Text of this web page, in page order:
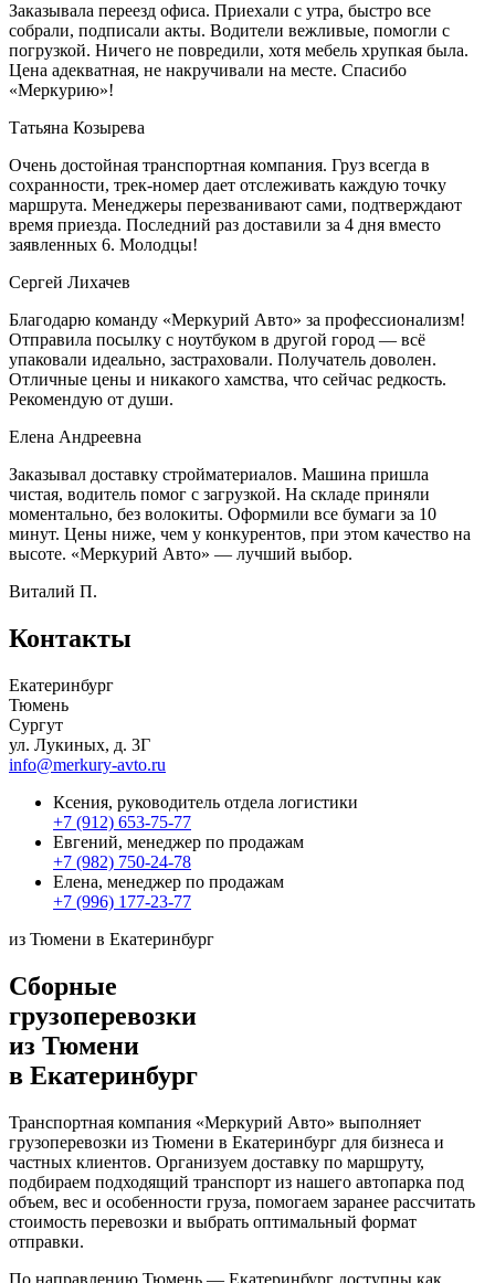
Заказывала переезд офиса. Приехали с утра, быстро все
собрали, подписали акты. Водители вежливые, помогли с
погрузкой. Ничего не повредили, хотя мебель хрупкая была.
Цена адекватная, не накручивали на месте. Спасибо
«Меркурию»!
Татьяна Козырева
Очень достойная транспортная компания. Груз всегда в
сохранности, трек-номер дает отслеживать каждую точку
маршрута. Менеджеры перезванивают сами, подтверждают
время приезда. Последний раз доставили за 4 дня вместо
заявленных 6. Молодцы!
Сергей Лихачев
Благодарю команду «Меркурий Авто» за профессионализм!
Отправила посылку с ноутбуком в другой город — всё
упаковали идеально, застраховали. Получатель доволен.
Отличные цены и никакого хамства, что сейчас редкость.
Рекомендую от души.
Елена Андреевна
Заказывал доставку стройматериалов. Машина пришла
чистая, водитель помог с загрузкой. На складе приняли
моментально, без волокиты. Оформили все бумаги за 10
минут. Цены ниже, чем у конкурентов, при этом качество на
высоте. «Меркурий Авто» — лучший выбор.
Виталий П.
Контакты
Екатеринбург
Тюмень
Сургут
ул. Лукиных, д. 3Г
info@merkury-avto.ru
Ксения, руководитель отдела логистики
+7 (912) 653-75-77
Евгений, менеджер по продажам
+7 (982) 750-24-78
Елена, менеджер по продажам
+7 (996) 177-23-77
из Тюмени в Екатеринбург
Сборные
грузоперевозки
из Тюмени
в Екатеринбург
Транспортная компания «Меркурий Авто» выполняет
грузоперевозки из Тюмени в Екатеринбург для бизнеса и
частных клиентов. Организуем доставку по маршруту,
подбираем подходящий транспорт из нашего автопарка под
объем, вес и особенности груза, помогаем заранее рассчитать
стоимость перевозки и выбрать оптимальный формат
отправки.
По направлению Тюмень — Екатеринбург доступны как